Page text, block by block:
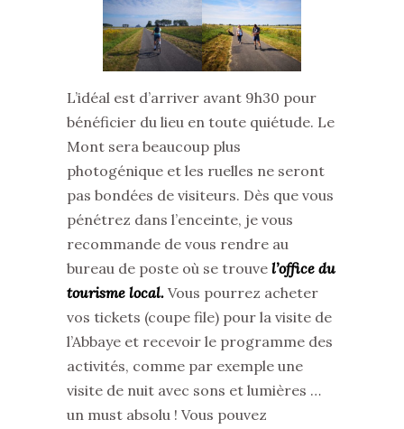
L’idéal est d’arriver avant 9h30 pour
bénéficier du lieu en toute quiétude. Le
Mont sera beaucoup plus
photogénique et les ruelles ne seront
pas bondées de visiteurs. Dès que vous
pénétrez dans l’enceinte, je vous
recommande de vous rendre au
bureau de poste où se trouve l’office du
tourisme local. Vous pourrez acheter
vos tickets (coupe file) pour la visite de
l’Abbaye et recevoir le programme des
activités, comme par exemple une
visite de nuit avec sons et lumières …
un must absolu ! Vous pouvez